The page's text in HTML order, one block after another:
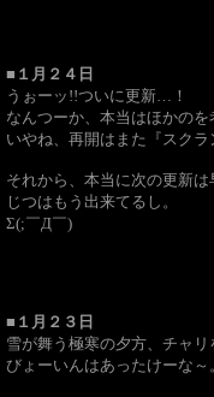
■１月２４日
うぉーッ!!ついに更新…！
なんつーか、本当はほかの
いやね、再開はまた『スク
それから、本当に次の更新は
じつはもう出来てるし。
Σ(;￣Д￣)
■１月２３日
雪が舞う極寒の夕方、チャリ
びょーいんはあったけーな～